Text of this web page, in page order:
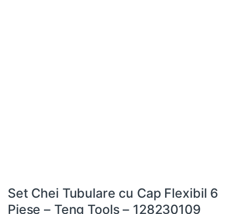
Set Chei Tubulare cu Cap Flexibil 6
Piese – Teng Tools – 128230109